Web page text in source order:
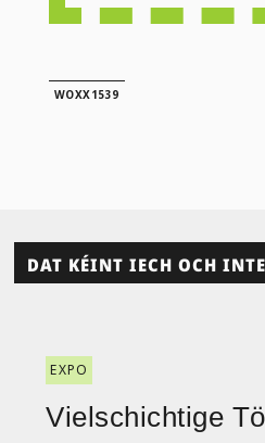
WOXX1539
DAT KÉINT IECH OCH
EXPO
Vielschichtige